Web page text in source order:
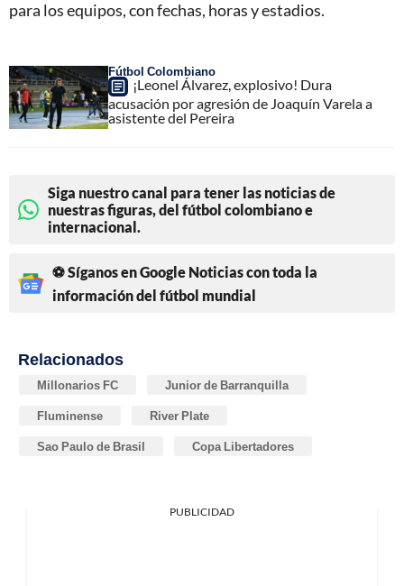
para los equipos, con fechas, horas y estadios.
Fútbol Colombiano
¡Leonel Álvarez, explosivo! Dura
acusación por agresión de Joaquín Varela a
asistente del Pereira
Siga nuestro canal para tener las noticias de
nuestras figuras, del fútbol colombiano e
internacional.
⚽ Síganos en Google Noticias con toda la
información del fútbol mundial
Relacionados
Millonarios FC Junior de Barranquilla
Fluminense River Plate
Sao Paulo de Brasil Copa Libertadores
PUBLICIDAD